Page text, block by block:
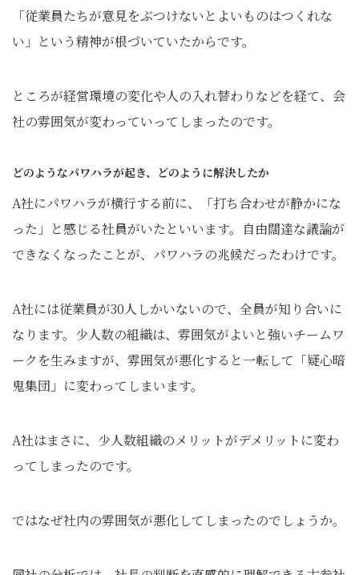
「従業員たちが意見をぶつけないとよいものはつくれな
い」という精神が根づいていたからです。
ところが経営環境の変化や人の入れ替わりなどを経て、会
社の雰囲気が変わっていってしまったのです。
どのようなパワハラが起き、どのように解決したか
A社にパワハラが横行する前に、「打ち合わせが静かにな
った」と感じる社員がいたといいます。自由闊達な議論が
できなくなったことが、パワハラの兆候だったわけです。
A社には従業員が30人しかいないので、全員が知り合いに
なります。少人数の組織は、雰囲気がよいと強いチームワ
ークを生みますが、雰囲気が悪化すると一転して「疑心暗
鬼集団」に変わってしまいます。
A社はまさに、少人数組織のメリットがデメリットに変わ
ってしまったのです。
ではなぜ社内の雰囲気が悪化してしまったのでしょうか。